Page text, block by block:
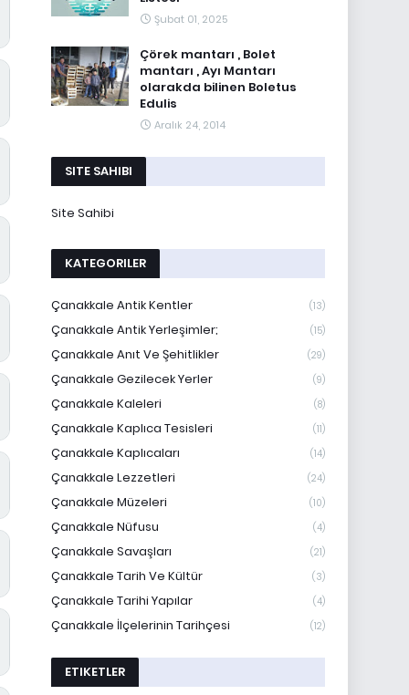
Şubat 01, 2025
Çörek mantarı , Bolet
mantarı , Ayı Mantarı
olarakda bilinen Boletus
Edulis
Aralık 24, 2014
SITE SAHIBI
Site Sahibi
KATEGORILER
Çanakkale Antik Kentler (13)
Çanakkale Antik Yerleşimler; (15)
Çanakkale Anıt Ve Şehitlikler (29)
Çanakkale Gezilecek Yerler (9)
Çanakkale Kaleleri (8)
Çanakkale Kaplıca Tesisleri (11)
Çanakkale Kaplıcaları (14)
Çanakkale Lezzetleri (24)
Çanakkale Müzeleri (10)
Çanakkale Nüfusu (4)
Çanakkale Savaşları (21)
Çanakkale Tarih Ve Kültür (3)
Çanakkale Tarihi Yapılar (4)
Çanakkale İlçelerinin Tarihçesi (12)
ETIKETLER